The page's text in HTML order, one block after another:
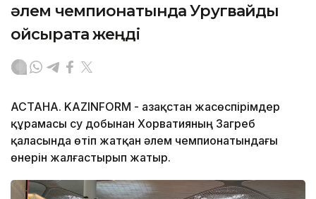
әлем чемпионатында Уругвайды
ойсырата жеңді
АСТАНА. KAZINFORM - Қазақстан жасөспірімдер
құрамасы су добынан Хорватияның Загреб
қаласында өтіп жатқан әлем чемпионатындағы
өнерін жалғастырып жатыр.